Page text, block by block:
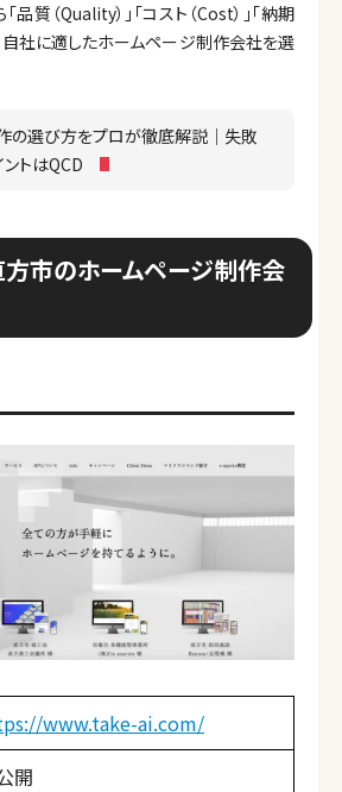
質（Quality）」「コスト（Cost）」「納期
、自社に適したホームページ制作会社を選
の選び方をプロが徹底解説｜失敗
トはQCD
市のホームページ制作会
www.take-ai.com/
開